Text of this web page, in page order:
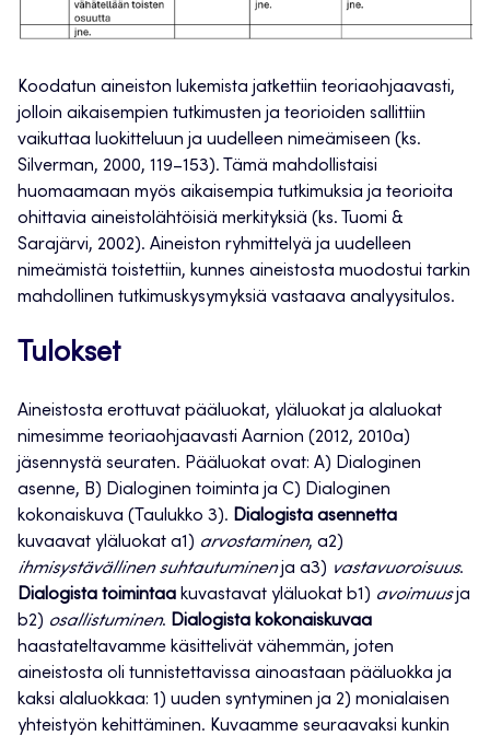
Koodatun aineiston lukemista jatkettiin teoriaohjaavasti,
jolloin aikaisempien tutkimusten ja teorioiden sallittiin
vaikuttaa luokitteluun ja uudelleen nimeämiseen (ks.
Silverman, 2000, 119–153). Tämä mahdollistaisi
huomaamaan myös aikaisempia tutkimuksia ja teorioita
ohittavia aineistolähtöisiä merkityksiä (ks. Tuomi &
Sarajärvi, 2002). Aineiston ryhmittelyä ja uudelleen
nimeämistä toistettiin, kunnes aineistosta muodostui tarkin
mahdollinen tutkimuskysymyksiä vastaava analyysitulos.
Tulokset
Aineistosta erottuvat pääluokat, yläluokat ja alaluokat
nimesimme teoriaohjaavasti Aarnion (2012, 2010a)
jäsennystä seuraten. Pääluokat ovat: A) Dialoginen
asenne, B) Dialoginen toiminta ja C) Dialoginen
kokonaiskuva (Taulukko 3). Dialogista asennetta
kuvaavat yläluokat a1) arvostaminen, a2)
ihmisystävällinen suhtautuminenja a3) vastavuoroisuus.
Dialogista toimintaa kuvastavat yläluokat b1) avoimuusja
b2) osallistuminen. Dialogista kokonaiskuvaa
haastateltavamme käsittelivät vähemmän, joten
aineistosta oli tunnistettavissa ainoastaan pääluokka ja
kaksi alaluokkaa: 1) uuden syntyminen ja 2) monialaisen
yhteistyön kehittäminen. Kuvaamme seuraavaksi kunkin